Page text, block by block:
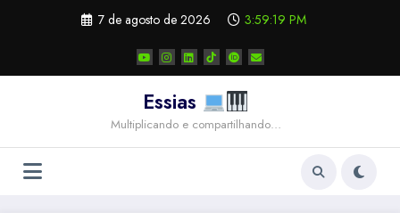
7 de agosto de 2026 3:59:20 PM
Essias
Multiplicando e compartilhando…